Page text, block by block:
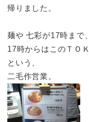
帰りました。
麺や 七彩が17時まで、
17時からはこのＴＯ
という、
二毛作営業。